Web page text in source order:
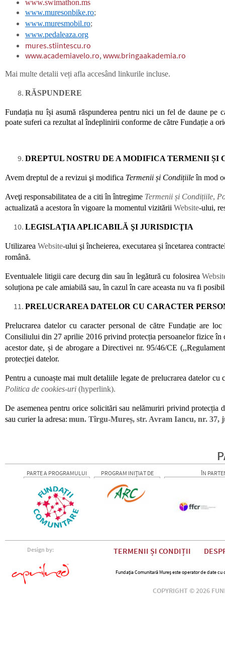
www.swimathon.ms
www.muresonbike.ro;
www.muresmobil.ro;
www.pedaleaza.org
mures.stiintescu.ro
www.academiavelo.ro, www.bringaakademia.ro
Mai multe detalii veți afla accesând linkurile incluse.
RĂSPUNDERE
Fundația nu își asumă răspunderea pentru nici un fel de daune pe
poate suferi ca rezultat al îndeplinirii conforme de către Fundație a
DREPTUL NOSTRU DE A MODIFICA TERMENII ȘI
Avem dreptul de a revizui şi modifica Termenii și Condițiileîn mod
Aveţi responsabilitatea de a citi în întregime Termenii și Condițiile,
actualizată a acestora în vigoare la momentul vizitării Website-ului,
LEGISLAŢIA APLICABILĂ ŞI JURISDICŢIA
Utilizarea Website-ului şi încheierea, executarea și încetarea
română.
Eventualele litigii care decurg din sau în legătură cu folosirea
soluționa pe cale amiabilă sau, în cazul în care aceasta nu va fi
PRELUCRAREA DATELOR CU CARACTER
Prelucrarea datelor cu caracter personal de către Fundație are loc
Consiliului din 27 aprilie 2016 privind protecția persoanelor fizice în
acestor date, și de abrogare a Directivei nr. 95/46/CE
protecției datelor.
Pentru a cunoaște mai mult detaliile legate de prelucrarea datelor
Politica de cookies-uri (hyperlink).
De asemenea pentru orice solicitări sau nelămuriri privind protecția
sau curier la adresa: mun. Tîrgu-Mureș, str. Avram Iancu, nr. 37,
PARTE A PROGRAMULUI PROGRAM INIȚIAT DE ÎN
Design by: TERMENII ȘI CONDIȚII
Fundația Comunitară Mureș este operator de date
COPYRIGHT © 2026